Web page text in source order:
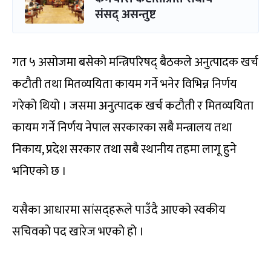
संसद् असन्तुष्ट
गत ५ असोजमा बसेको मन्त्रिपरिषद् बैठकले अनुत्पादक खर्च
कटौती तथा मितव्ययिता कायम गर्ने भनेर विभिन्न निर्णय
गरेको थियो । जसमा अनुत्पादक खर्च कटौती र मितव्ययिता
कायम गर्ने निर्णय नेपाल सरकारका सबै मन्त्रालय तथा
निकाय, प्रदेश सरकार तथा सबै स्थानीय तहमा लागू हुने
भनिएको छ ।
यसैका आधारमा सांसद्हरूले पाउँदै आएको स्वकीय
सचिवको पद खारेज भएको हो ।